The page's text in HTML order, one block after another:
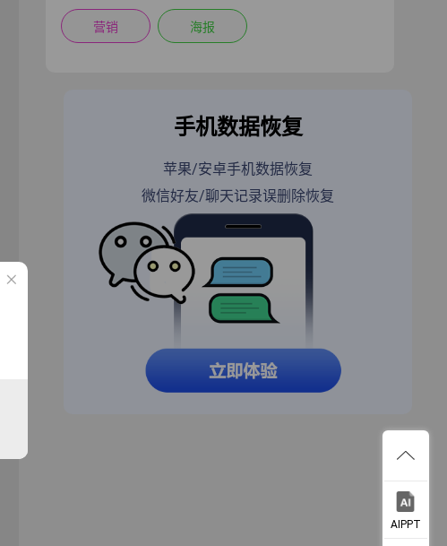
营销 海报
手机数据恢复
苹果/安卓手机数据恢复
微信好友/聊天记录误删除恢复
AIPPT